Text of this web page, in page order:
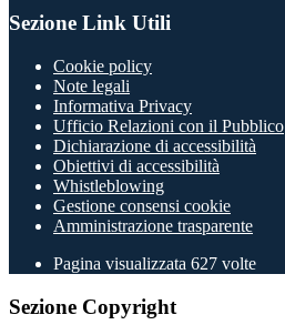
Sezione Link Utili
Cookie policy
Note legali
Informativa Privacy
Ufficio Relazioni con il Pubblico
Dichiarazione di accessibilità
Obiettivi di accessibilità
Whistleblowing
Gestione consensi cookie
Amministrazione trasparente
Pagina visualizzata 627 volte
Sezione Copyright